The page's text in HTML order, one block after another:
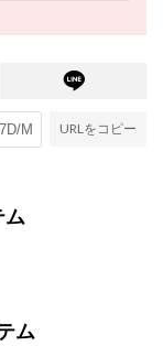
URLをコピー
ム
ム